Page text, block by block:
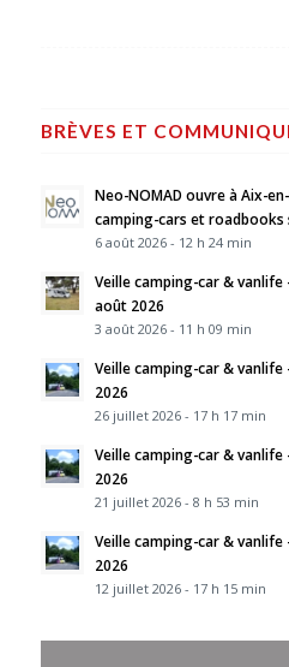
BRÈVES ET
Neo-NOMAD ouvre à Aix-
camping-cars et roadbooks
6 août 2026 - 12 h 24 min
Veille camping-car &
août 2026
3 août 2026 - 11 h 09 min
Veille camping-car & vanlife
2026
26 juillet 2026 - 17 h 17 min
Veille camping-car & vanlife
2026
21 juillet 2026 - 8 h 53 min
Veille camping-car & vanlife
2026
12 juillet 2026 - 17 h 15 min